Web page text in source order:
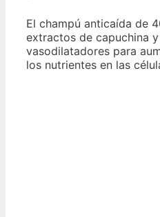
El champú anticaída de
extractos de capuchina
vasodilatadores para
los nutrientes en las